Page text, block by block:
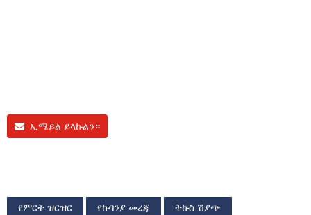
ኢሜይል ይላኩልን።
የምርት ዝርዝር የኩባንያ መረጃ
ትኩስ ሽያጭ